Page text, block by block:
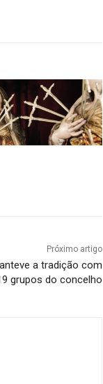
Próximo artigo
a tradição com
grupos do concelho